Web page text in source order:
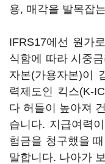
용, 매각을 발목잡
IFRS17에선 원가
식함에 따라 시중
자본(가용자본)이
력제도인 킥스(K-
다 허들이 높아져
습니다. 지급여력
험금을 청구했을
말합니다. 나아가